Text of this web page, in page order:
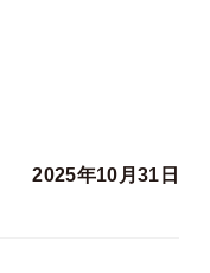
2025年10月31日